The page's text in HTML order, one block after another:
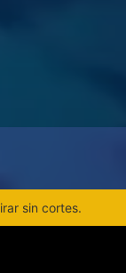
sin cortes.